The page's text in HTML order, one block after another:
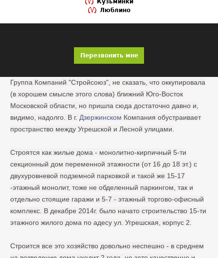
Кузьминки
Люблино
Перезвонить мне
Группа Компаний "Стройсоюз", не сказать, что оккупировала
(в хорошем смысле этого слова) ближний Юго-Восток
Московской области, но пришла сюда достаточно давно и,
видимо, надолго. В г. Дзержинском Компания обустраивает
пространство между Угрешской и Лесной улицами.
Строятся как жилые дома - монолитно-кирпичный 5-ти
секционный дом переменной этажности (от 16 до 18 эт.) с
двухуровневой подземной парковкой и такой же 15-17
-этажный монолит, тоже не обделенный паркингом, так и
отдельно стоящие гаражи и 5-7 - этажный торгово-офисный
комплекс. В декабре 2014г. было начато строительство 15-ти
этажного жилого дома по адесу ул. Угрешская, корпус 2.
Строится все это хозяйство довольно неспешно - в среднем